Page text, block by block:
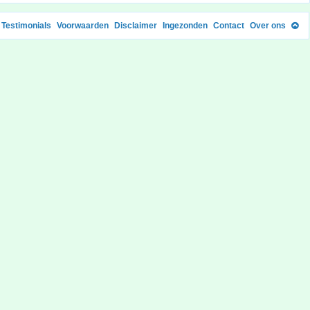
Testimonials Voorwaarden Disclaimer Ingezonden Contact Over ons